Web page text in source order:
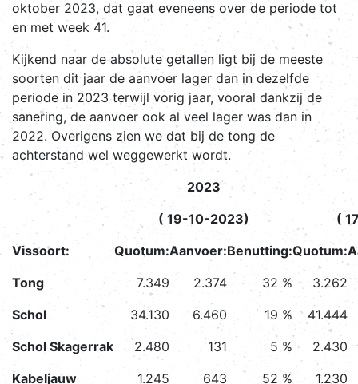
oktober 2023, dat gaat eveneens over de periode tot
en met week 41.
Kijkend naar de absolute getallen ligt bij de meeste
soorten dit jaar de aanvoer lager dan in dezelfde
periode in 2023 terwijl vorig jaar, vooral dankzij de
sanering, de aanvoer ook al veel lager was dan in
2022. Overigens zien we dat bij de tong de
achterstand wel weggewerkt wordt.
2023
( 19-10-2023)
(
Vissoort:
Quotum:Aanvoer:Benutting:Quotum:
Tong
7.349 2.374 32 %
3.262
Schol
34.130 6.460 19 %
41.444
Schol Skagerrak
2.480 131 5 %
2.430
Kabeljauw
1.245 643 52 % 1.230